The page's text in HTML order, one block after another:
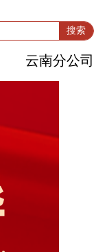
搜索
云南分公司